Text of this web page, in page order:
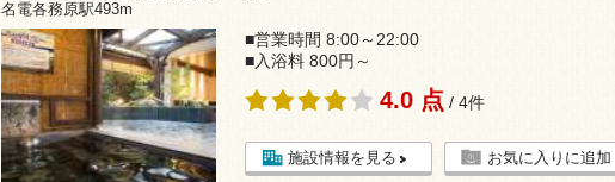
名電各務原駅493m
■営業時間 8:00～22:00
■入浴料 800円～
4.0 点 / 4件
施設情報を見る お気に入りに追加